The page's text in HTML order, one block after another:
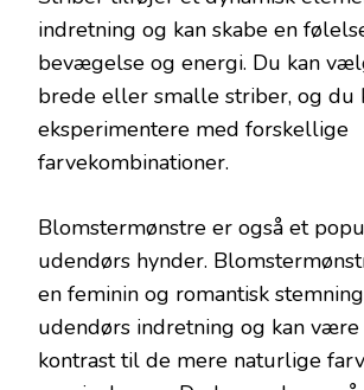
indretning og kan skabe en
bevægelse og energi. Du kan
brede eller smalle striber, og du
eksperimentere med forskellige
farvekombinationer.
Blomstermønstre er også et
udendørs hynder.
en feminin og romantisk
udendørs indretning og kan være
kontrast til de mere naturlige